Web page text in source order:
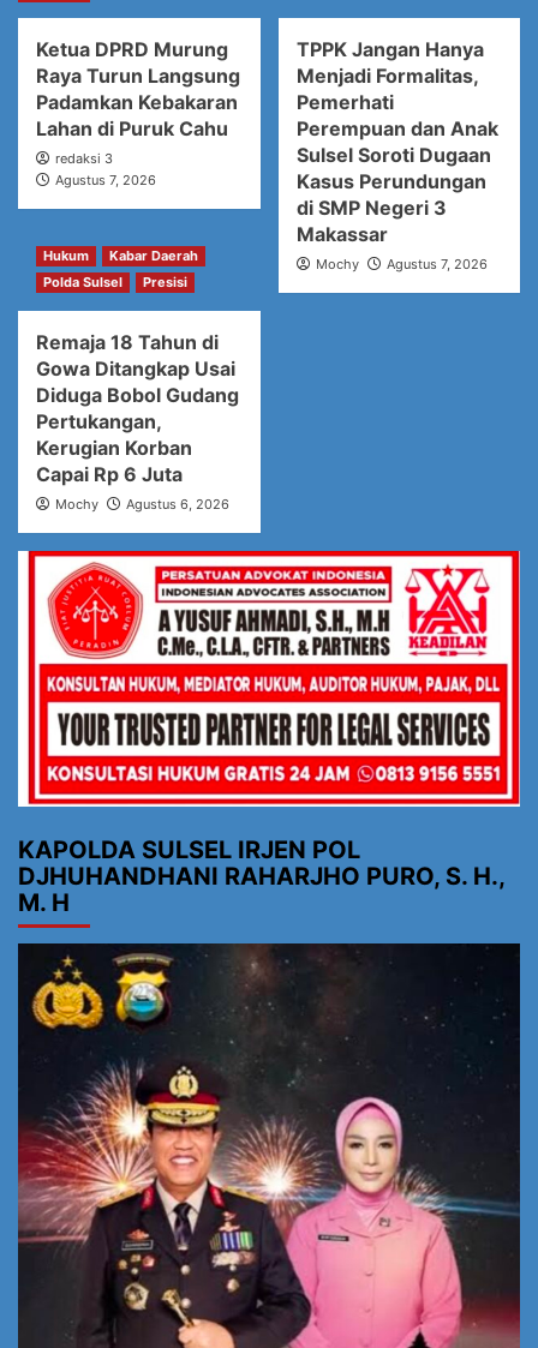
Ketua DPRD Murung
Raya Turun Langsung
Padamkan Kebakaran
Lahan di Puruk Cahu
redaksi 3
Agustus 7, 2026
TPPK Jangan Hanya
Menjadi Formalitas,
Pemerhati
Perempuan dan Anak
Sulsel Soroti Dugaan
Kasus Perundungan
di SMP Negeri 3
Makassar
Mochy Agustus 7, 2026
Hukum
Kabar Daerah
Polda Sulsel
Presisi
Remaja 18 Tahun di
Gowa Ditangkap Usai
Diduga Bobol Gudang
Pertukangan,
Kerugian Korban
Capai Rp 6 Juta
Mochy Agustus 6, 2026
KAPOLDA SULSEL IRJEN POL
DJHUHANDHANI RAHARJHO PURO, S. H.,
M. H